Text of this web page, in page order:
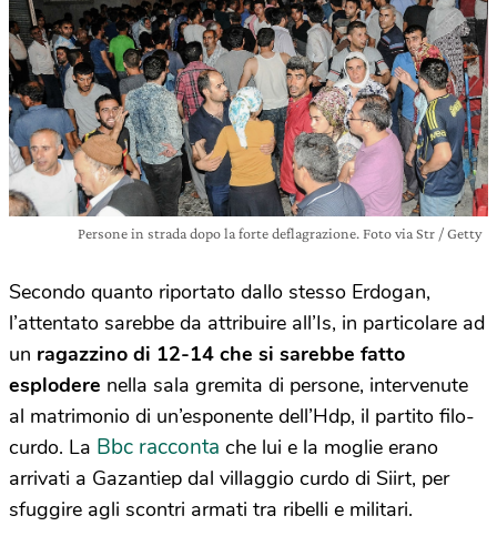
Persone in strada dopo la forte deflagrazione. Foto via Str / Getty
Secondo quanto riportato dallo stesso Erdogan,
l’attentato sarebbe da attribuire all’Is, in particolare ad
un ragazzino di 12-14 che si sarebbe fatto
esplodere nella sala gremita di persone, intervenute
al matrimonio di un’esponente dell’Hdp, il partito filo-
curdo. La Bbc racconta che lui e la moglie erano
arrivati a Gazantiep dal villaggio curdo di Siirt, per
sfuggire agli scontri armati tra ribelli e militari.